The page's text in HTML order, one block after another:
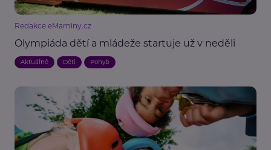
Redakce eMaminy.cz
Olympiáda dětí a mládeže startuje už v neděli
Aktuálně Děti Pohyb